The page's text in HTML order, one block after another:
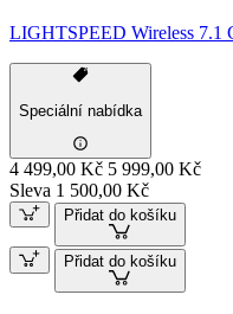
LIGHTSPEED Wireless 7.1
Speciální nabídka
4 499,00 Kč 5 999,00 Kč
Sleva 1 500,00 Kč
Přidat do košíku
Přidat do košíku